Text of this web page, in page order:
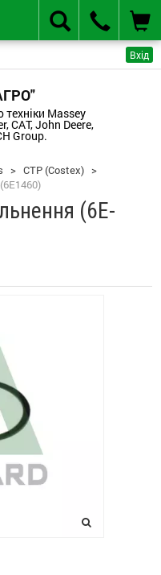
Вхід
техніки Massey
CAT, John Deere,
Group.
> CTP (Costex) >
(6E-